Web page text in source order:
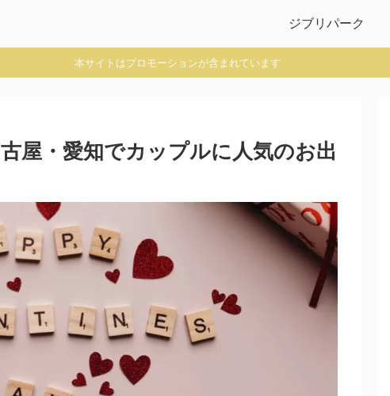
ジブリパーク
本サイトはプロモーションが含まれています
屋・愛知でカップルに人気のお出